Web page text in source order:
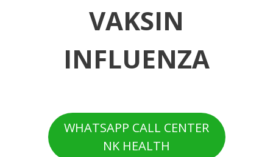
VAKSIN
INFLUENZA
WHATSAPP CALL CENTER
NK HEALTH